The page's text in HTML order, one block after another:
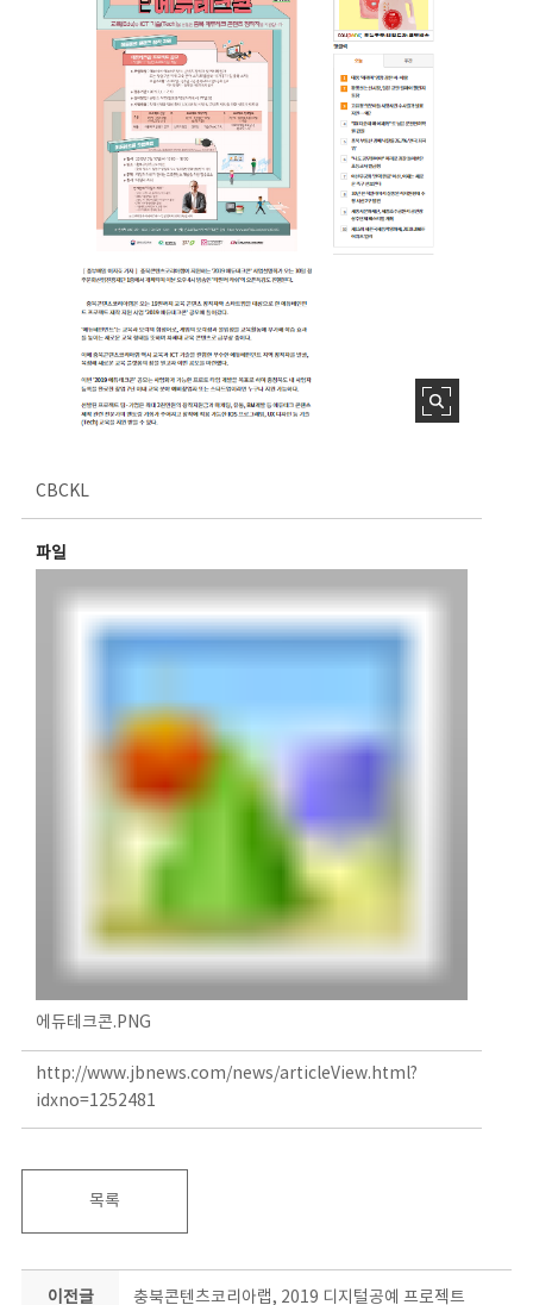
CBCKL
파일
에듀테크콘.PNG
http://www.jbnews.com/news/articleView.html?
idxno=1252481
목록
이전글 충북콘텐츠코리아랩, 2019 디지털공예 프로젝트